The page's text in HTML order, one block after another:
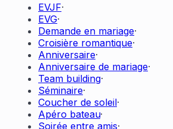
EVJF·
EVG·
Demande en mariage·
Croisière romantique·
Anniversaire·
Anniversaire de mariage·
Team building·
Séminaire·
Coucher de soleil·
Apéro bateau·
Soirée entre amis·